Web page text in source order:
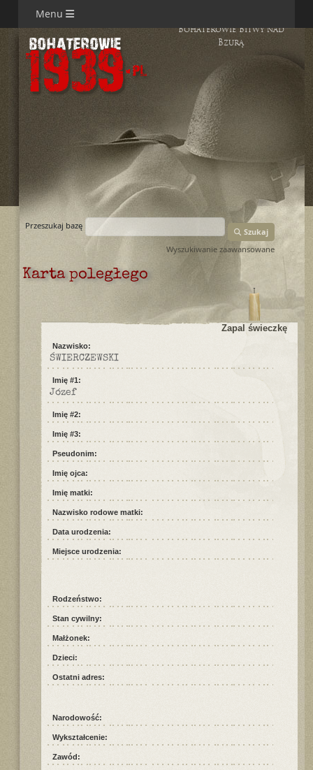
Menu
Bohaterowie Bitwy nad
Bzurą
Przeszukaj bazę
Szukaj
Wyszukiwanie zaawansowane
Karta poległego
Zapal świeczkę
Nazwisko:
ŚWIERCZEWSKI
Imię #1:
Józef
Imię #2:
Imię #3:
Pseudonim:
Imię ojca:
Imię matki:
Nazwisko rodowe matki:
Data urodzenia:
Miejsce urodzenia:
Rodzeństwo:
Stan cywilny:
Małżonek:
Dzieci:
Ostatni adres:
Narodowość:
Wykształcenie:
Zawód: